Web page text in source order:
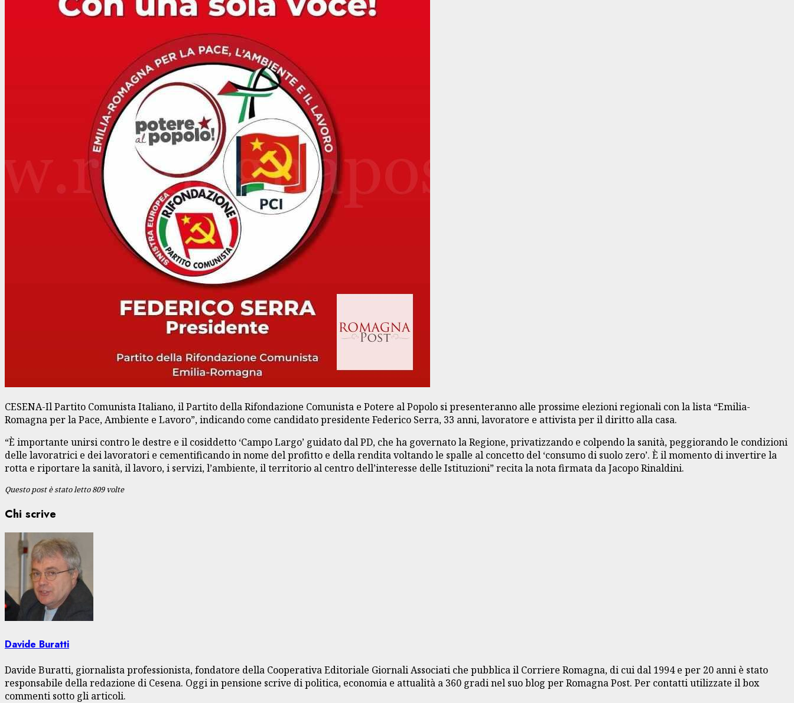
CESENA-Il Partito Comunista Italiano, il Partito della Rifondazione Comunista e Potere al Popolo si presenteranno alle prossime elezioni regionali con la lista “Emilia-
Romagna per la Pace, Ambiente e Lavoro”, indicando come candidato presidente Federico Serra, 33 anni, lavoratore e attivista per il diritto alla casa.
“È importante unirsi contro le destre e il cosiddetto ‘Campo Largo’ guidato dal PD, che ha governato la Regione, privatizzando e colpendo la sanità, peggiorando le condizioni
delle lavoratrici e dei lavoratori e cementificando in nome del profitto e della rendita voltando le spalle al concetto del ‘consumo di suolo zero’. È il momento di invertire la
rotta e riportare la sanità, il lavoro, i servizi, l’ambiente, il territorio al centro dell’interesse delle Istituzioni” recita la nota firmata da Jacopo Rinaldini.
Questo post è stato letto 809 volte
Chi scrive
Davide Buratti
Davide Buratti, giornalista professionista, fondatore della Cooperativa Editoriale Giornali Associati che pubblica il Corriere Romagna, di cui dal 1994 e per 20 anni è stato
responsabile della redazione di Cesena. Oggi in pensione scrive di politica, economia e attualità a 360 gradi nel suo blog per Romagna Post. Per contatti utilizzate il box
commenti sotto gli articoli.